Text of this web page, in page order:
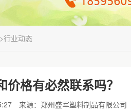
>行业动态
格有必然联系吗？
来源：郑州盛军塑料制品有限公司